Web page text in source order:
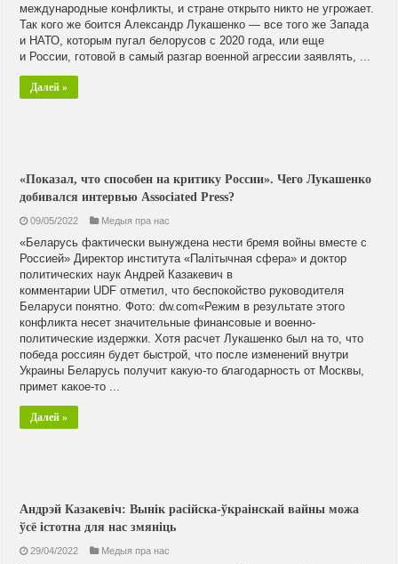
международные конфликты, и стране открыто никто не угрожает.
Так кого же боится Александр Лукашенко — все того же Запада
и НАТО, которым пугал белорусов с 2020 года, или еще
и России, готовой в самый разгар военной агрессии заявлять, ...
Далей »
«Показал, что способен на критику России». Чего Лукашенко
добивался интервью Associated Press?
09/05/2022 Медыя пра нас
«Беларусь фактически вынуждена нести бремя войны вместе с
Россией» Директор института «Палітычная сфера» и доктор
политических наук Андрей Казакевич в
комментарии UDF отметил, что беспокойство руководителя
Беларуси понятно. Фото: dw.com«Режим в результате этого
конфликта несет значительные финансовые и военно-
политические издержки. Хотя расчет Лукашенко был на то, что
победа россиян будет быстрой, что после изменений внутри
Украины Беларусь получит какую-то благодарность от Москвы,
примет какое-то ...
Далей »
Андрэй Казакевіч: Вынік расійска-ўкраінскай вайны можа
ўсё істотна для нас змяніць
29/04/2022 Медыя пра нас